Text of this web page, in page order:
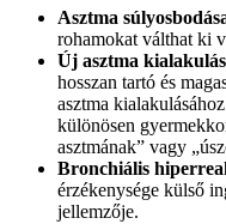
Asztma
rohamokat válthat ki
Új asztma
hosszan tartó és
asztma
különösen
asztmának” vagy
Bronchiális
érzékenysége külső
jellemzője.